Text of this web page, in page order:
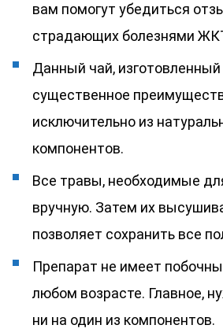
вам помогут убедиться
страдающих болезнями
Данный чай,
существенное
исключительно из
компонентов.
Все травы, необходимые
вручную. Затем их
позволяет сохранить все
Препарат не имеет
любом возрасте. Главное,
ни на один из компонентов.